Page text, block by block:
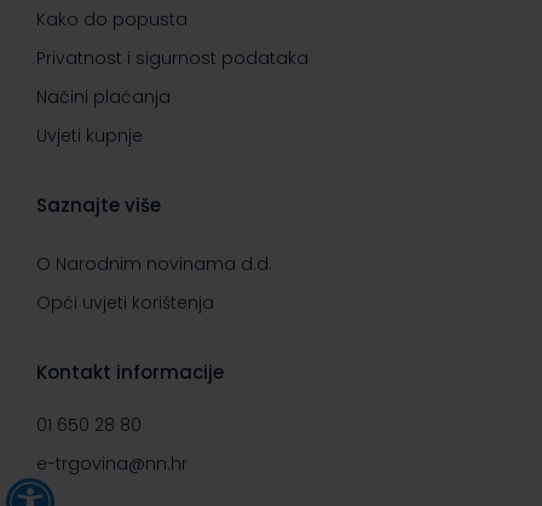
Kako do popusta
Privatnost i sigurnost podataka
Načini plaćanja
Uvjeti kupnje
Saznajte više
O Narodnim novinama d.d.
Opći uvjeti korištenja
Kontakt informacije
01 650 28 80
e-trgovina@nn.hr